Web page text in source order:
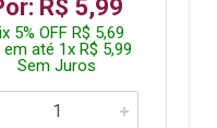
R$ 5,99
5% OFF R$ 5,69
até 1x R$ 5,99
Sem Juros